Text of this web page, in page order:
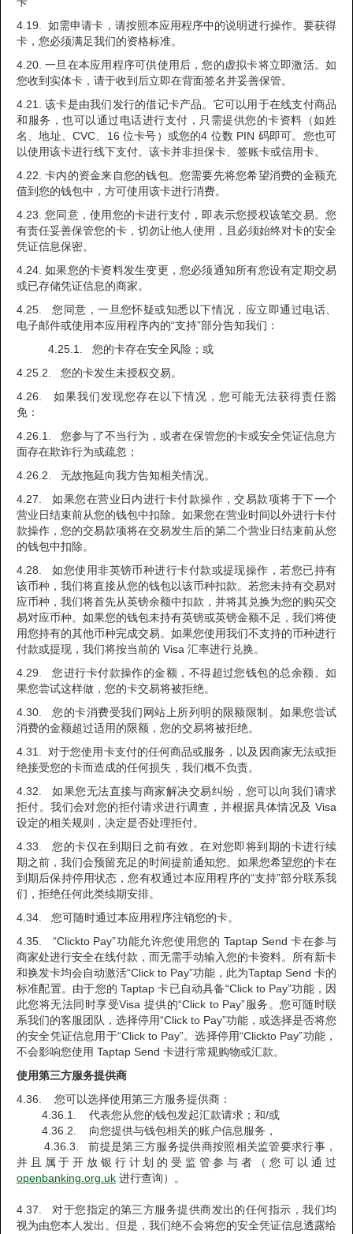
4.19. 如需申请卡，请按照本应用程序中的说明进行操作。要获得
卡，您必须满足我们的资格标准。
4.20. 一旦在本应用程序可供使用后，您的虚拟卡将立即激活。如
您收到实体卡，请于收到后立即在背面签名并妥善保管。
4.21. 该卡是由我们发行的借记卡产品。它可以用于在线支付商品
和服务，也可以通过电话进行支付，只需提供您的卡资料（如姓
名、地址、CVC、16 位卡号）或您的4 位数 PIN 码即可。您也可
以使用该卡进行线下支付。该卡并非担保卡、签账卡或信用卡。
4.22. 卡内的资金来自您的钱包。您需要先将您希望消费的金额充
值到您的钱包中，方可使用该卡进行消费。
4.23. 您同意，使用您的卡进行支付，即表示您授权该笔交易。您
有责任妥善保管您的卡，切勿让他人使用，且必须始终对卡的安全
凭证信息保密。
4.24. 如果您的卡资料发生变更，您必须通知所有您设有定期交易
或已存储凭证信息的商家。
4.25. 您同意，一旦您怀疑或知悉以下情况，应立即通过电话、
电子邮件或使用本应用程序内的“支持”部分告知我们：
4.25.1. 您的卡存在安全风险；或
4.25.2. 您的卡发生未授权交易。
4.26. 如果我们发现您存在以下情况，您可能无法获得责任豁
免：
4.26.1. 您参与了不当行为，或者在保管您的卡或安全凭证信息方
面存在欺诈行为或疏忽；
4.26.2. 无故拖延向我方告知相关情况。
4.27. 如果您在营业日内进行卡付款操作，交易款项将于下一个
营业日结束前从您的钱包中扣除。如果您在营业时间以外进行卡付
款操作，您的交易款项将在交易发生后的第二个营业日结束前从您
的钱包中扣除。
4.28. 如您使用非英镑币种进行卡付款或提现操作，若您已持有
该币种，我们将直接从您的钱包以该币种扣款。若您未持有交易对
应币种，我们将首先从英镑余额中扣款，并将其兑换为您的购买交
易对应币种。如果您的钱包未持有英镑或英镑金额不足，我们将使
用您持有的其他币种完成交易。如果您使用我们不支持的币种进行
付款或提现，我们将按当前的 Visa 汇率进行兑换。
4.29. 您进行卡付款操作的金额，不得超过您钱包的总余额。如
果您尝试这样做，您的卡交易将被拒绝。
4.30. 您的卡消费受我们网站上所列明的限额限制。如果您尝试
消费的金额超过适用的限额，您的交易将被拒绝。
4.31. 对于您使用卡支付的任何商品或服务，以及因商家无法或拒
绝接受您的卡而造成的任何损失，我们概不负责。
4.32. 如果您无法直接与商家解决交易纠纷，您可以向我们请求
拒付。我们会对您的拒付请求进行调查，并根据具体情况及 Visa
设定的相关规则，决定是否处理拒付。
4.33. 您的卡仅在到期日之前有效。在对您即将到期的卡进行续
期之前，我们会预留充足的时间提前通知您。如果您希望您的卡在
到期后保持停用状态，您有权通过本应用程序的“支持”部分联系我
们，拒绝任何此类续期安排。
4.34. 您可随时通过本应用程序注销您的卡。
4.35. “Clickto Pay”功能允许您使用您的 Taptap Send 卡在参与
商家处进行安全在线付款，而无需手动输入您的卡资料。所有新卡
和换发卡均会自动激活“Click to Pay”功能，此为Taptap Send 卡的
标准配置。由于您的 Taptap 卡已自动具备“Click to Pay”功能，因
此您将无法同时享受Visa 提供的“Click to Pay”服务。您可随时联
系我们的客服团队，选择停用“Click to Pay”功能，或选择是否将您
的安全凭证信息用于“Click to Pay”。选择停用“Clickto Pay”功能，
不会影响您使用 Taptap Send 卡进行常规购物或汇款。
使用第三方服务提供商
4.36. 您可以选择使用第三方服务提供商：
4.36.1. 代表您从您的钱包发起汇款请求；和/或
4.36.2. 向您提供与钱包相关的账户信息服务，
4.36.3. 前提是第三方服务提供商按照相关监管要求行事，
并且属于开放银行计划的受监管参与者（您可以通过
openbanking.org.uk 进行查询）。
4.37. 对于您指定的第三方服务提供商发出的任何指示，我们均
视为由您本人发出。但是，我们绝不会将您的安全凭证信息透露给